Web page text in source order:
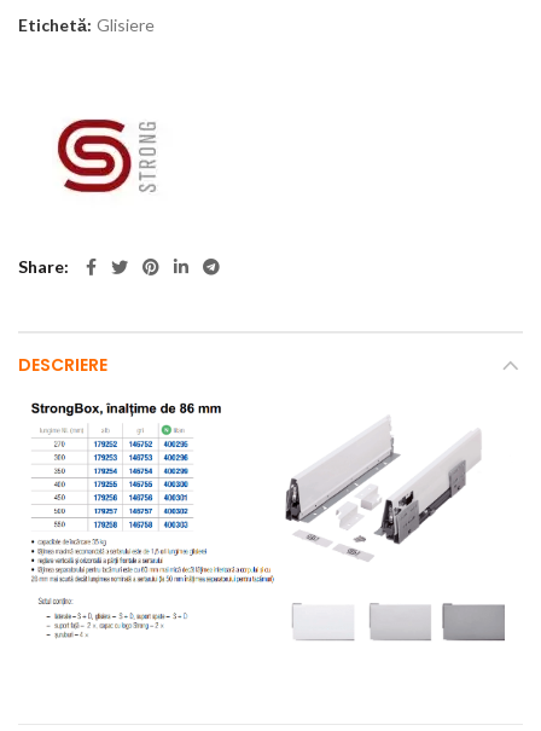
Etichetă: Glisiere
Share
DESCRIERE